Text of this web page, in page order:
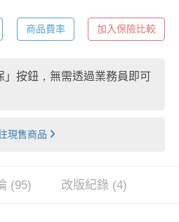
商品費率 加入保險比較
」按鈕，無需透過業務員即可
現售商品
(95) 改版紀錄 (4)